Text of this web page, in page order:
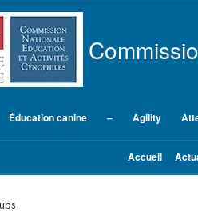
Accueil
Éducation canine – Agility